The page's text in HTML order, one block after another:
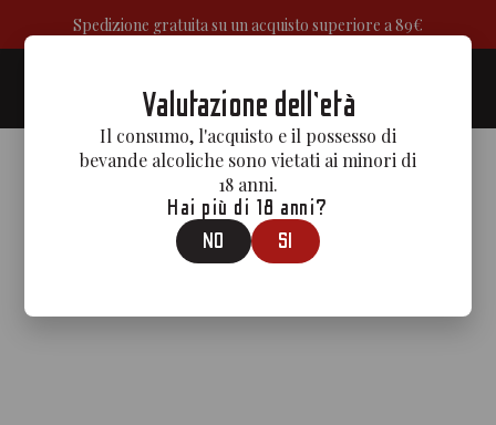
Spedizione gratuita su un acquisto superiore a 89€
Valutazione dell'età
Il consumo, l'acquisto e il possesso di
bevande alcoliche sono vietati ai minori di
18 anni.
Hai più di 18 anni?
NO
SI